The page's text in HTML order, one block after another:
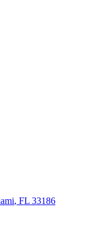
, FL 33186